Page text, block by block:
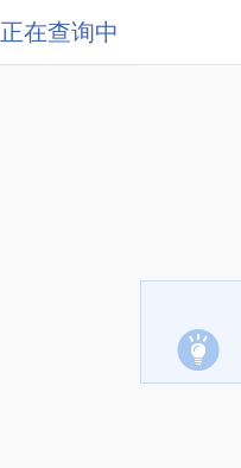
正在查询中